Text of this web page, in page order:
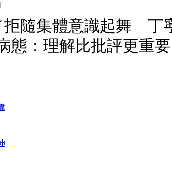
拒隨集體意識起舞 丁
態：理解比批評更重要